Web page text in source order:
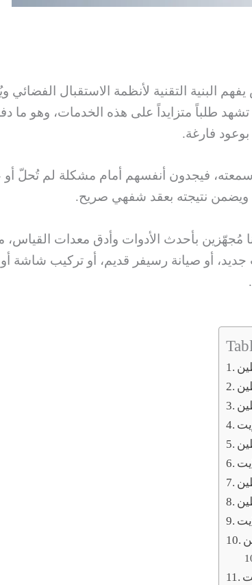
التقنية لأنظمة الاستقبال الفضائي
طلباً متزايداً على هذه الخدمات، وهو ما
فارغة.
سمعته، فيجدون أنفسهم أمام مشكلة لم تُحلّ
ويضمن نتيجته بعقد شفهي صريح.
مُجهّزين بأحدث الأدوات وأدق معدات
أو صيانة رسيفر قديم، أو تركيب شاشة أو